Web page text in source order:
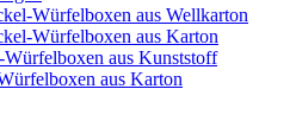
Würfelboxen aus Wellkarton
Würfelboxen aus Karton
aus Kunststoff
aus Karton